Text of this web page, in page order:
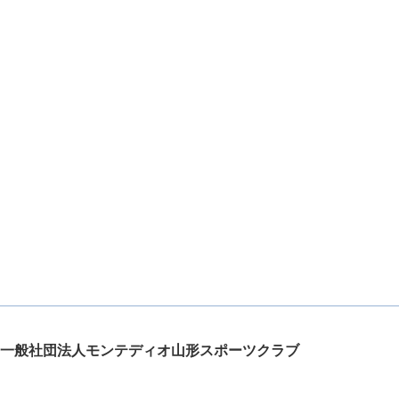
一般社団法人モンテディオ山形スポーツクラブ